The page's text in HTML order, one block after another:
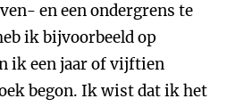
en een ondergrens te
ik bijvoorbeeld op
ik een jaar of vijftien
begon. Ik wist dat ik het